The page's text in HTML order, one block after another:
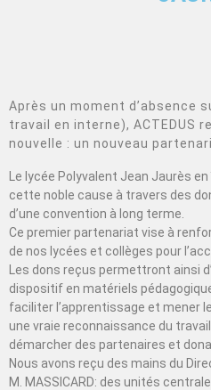
Après un moment d’absence
travail en interne), ACTEDUS
nouvelle : un nouveau
Le lycée Polyvalent Jean Jaurès
cette noble cause à travers des
d’une convention à long terme.
Ce premier partenariat vise à
de nos lycées et collèges pour
Les dons reçus permettront ainsi
dispositif en matériels
faciliter l’apprentissage et mener
une vraie reconnaissance du
démarcher des partenaires et
Nous avons reçu des mains du
M. MASSICARD: des unités